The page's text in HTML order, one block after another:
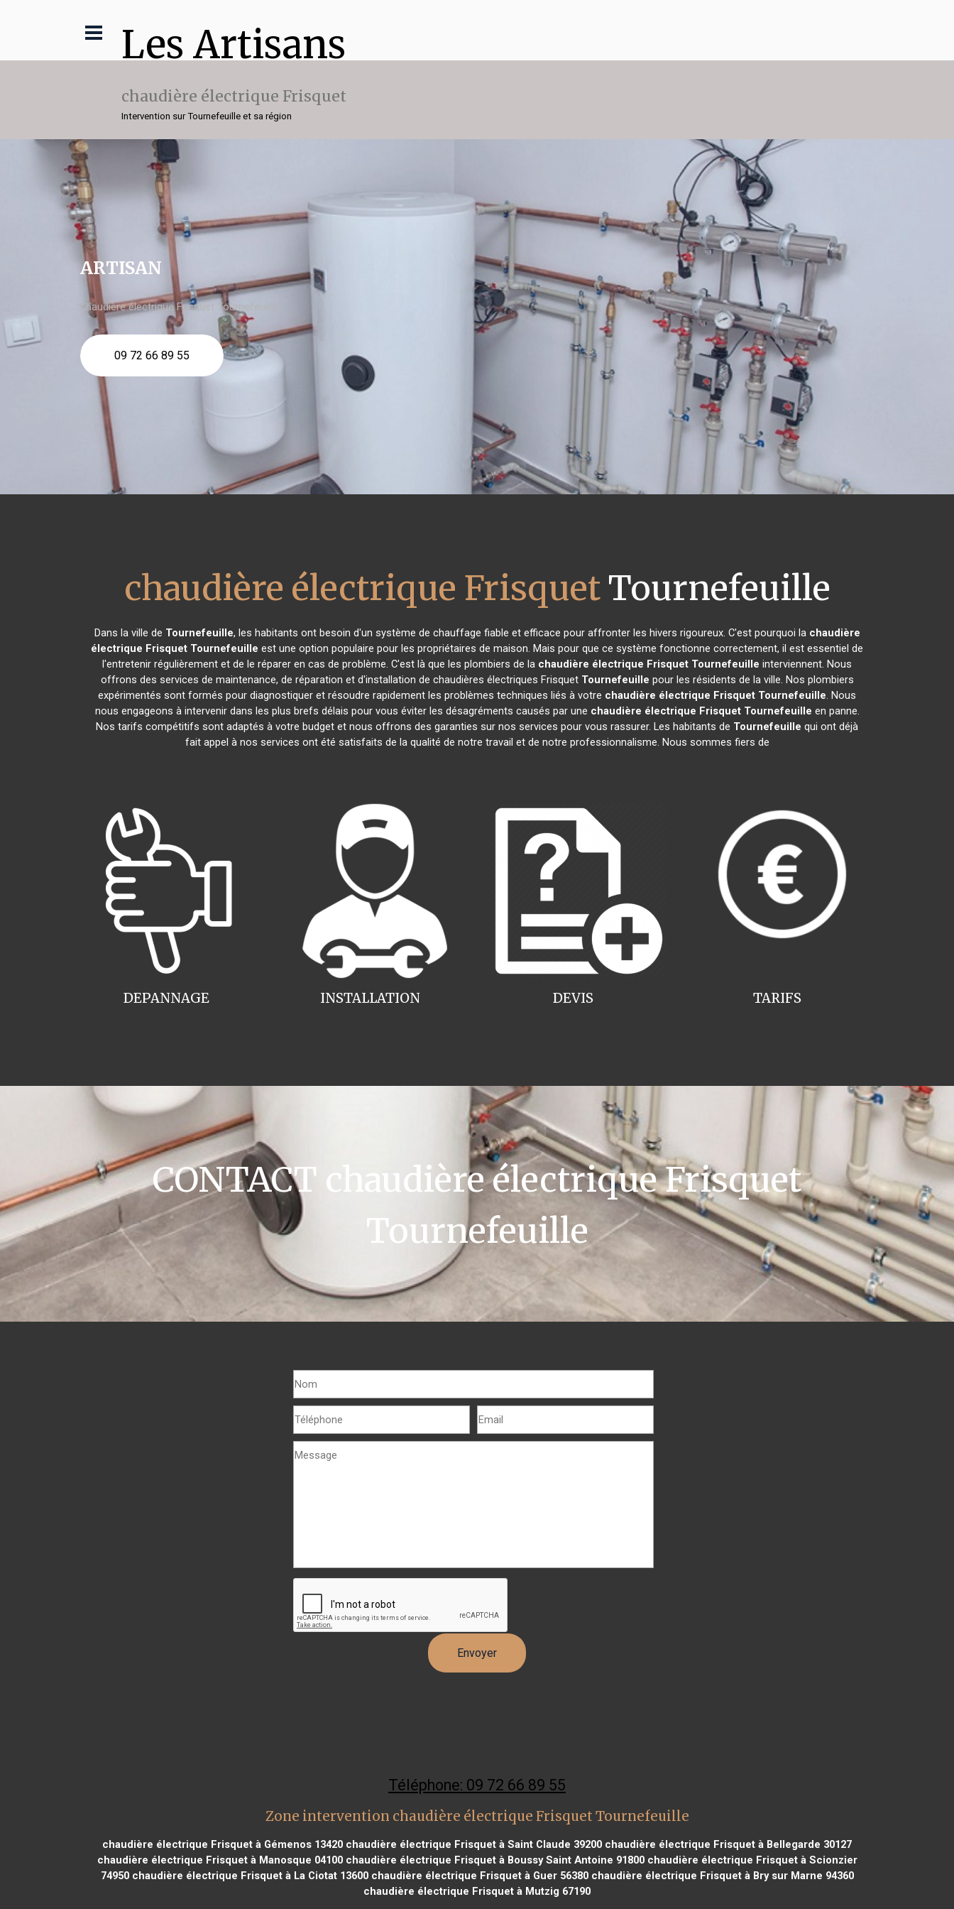
Les Artisans
chaudière électrique Frisquet
Intervention sur Tournefeuille et sa région
ARTISAN
chaudière électrique Frisquet Tournefeuille
09 72 66 89 55
chaudière électrique FrisquetTournefeuille
Dans la ville de Tournefeuille, les habitants ont besoin d'un système de chauffage fiable et efficace pour affronter les hivers rigoureux. C'est pourquoi la chaudière
électrique Frisquet Tournefeuille est une option populaire pour les propriétaires de maison. Mais pour que ce système fonctionne correctement, il est essentiel de
l'entretenir régulièrement et de le réparer en cas de problème. C'est là que les plombiers de la chaudière électrique Frisquet Tournefeuille interviennent. Nous
offrons des services de maintenance, de réparation et d'installation de chaudières électriques Frisquet Tournefeuille pour les résidents de la ville. Nos plombiers
expérimentés sont formés pour diagnostiquer et résoudre rapidement les problèmes techniques liés à votre chaudière électrique Frisquet Tournefeuille. Nous
nous engageons à intervenir dans les plus brefs délais pour vous éviter les désagréments causés par une chaudière électrique Frisquet Tournefeuille en panne.
Nos tarifs compétitifs sont adaptés à votre budget et nous offrons des garanties sur nos services pour vous rassurer. Les habitants de Tournefeuille qui ont déjà
fait appel à nos services ont été satisfaits de la qualité de notre travail et de notre professionnalisme. Nous sommes fiers de
INSTALLATION
DEPANNAGE TARIFS
DEVIS
CONTACT chaudière électrique Frisquet
Tournefeuille
Téléphone: 09 72 66 89 55
Zone intervention chaudière électrique Frisquet Tournefeuille
chaudière électrique Frisquet à Gémenos 13420 chaudière électrique Frisquet à Saint Claude 39200 chaudière électrique Frisquet à Bellegarde 30127
chaudière électrique Frisquet à Manosque 04100chaudière électrique Frisquet à Boussy Saint Antoine 91800chaudière électrique Frisquet à Scionzier
74950chaudière électrique Frisquet à La Ciotat 13600chaudière électrique Frisquet à Guer 56380chaudière électrique Frisquet à Bry sur Marne 94360
chaudière électrique Frisquet à Mutzig 67190